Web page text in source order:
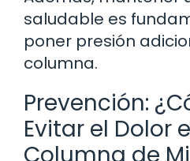
saludable es
poner presión
columna.
Prevención:
Evitar el Dolor